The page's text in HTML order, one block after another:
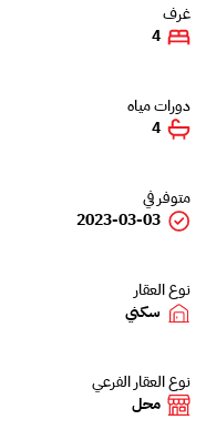
غرف
4
دورات مياه
4
متوفر في
2023-03-03
نوع العقار
سكني
نوع العقار الفرعي
محل